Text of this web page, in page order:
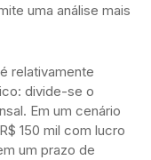
uma análise mais
relativamente
divide-se o
Em um cenário
150 mil com lucro
um prazo de